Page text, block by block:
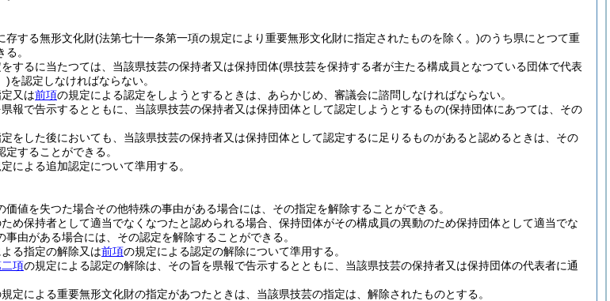
存する無形文化財(法第七十一条第一項の規定により重要無形文化財に指定されたものを除く。)のうち県にとつて重
。
するに当たつては、当該県技芸の保持者又は保持団体(県技芸を保持する者が主たる構成員となつている団体で代表
)を認定しなければならない。
又は前項の規定による認定をしようとするときは、あらかじめ、審議会に諮問しなければならない。
報で告示するとともに、当該県技芸の保持者又は保持団体として認定しようとするもの(保持団体にあつては、その
をした後においても、当該県技芸の保持者又は保持団体として認定するに足りるものがあると認めるときは、その
することができる。
による追加認定について準用する。
値を失つた場合その他特殊の事由がある場合には、その指定を解除することができる。
め保持者として適当でなくなつたと認められる場合、保持団体がその構成員の異動のため保持団体として適当でな
由がある場合には、その認定を解除することができる。
る指定の解除又は前項の規定による認定の解除について準用する。
項の規定による認定の解除は、その旨を県報で告示するとともに、当該県技芸の保持者又は保持団体の代表者に通
定による重要無形文化財の指定があつたときは、当該県技芸の指定は、解除されたものとする。